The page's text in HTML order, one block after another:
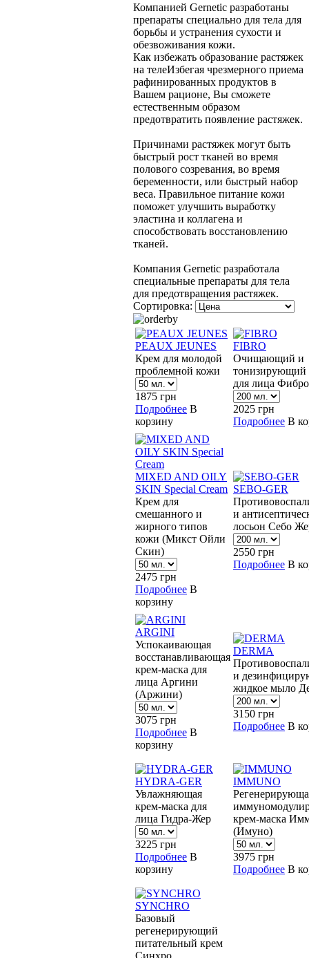
Компанией Gernetic разработаны
препараты специально для тела для
борьбы и устранения сухости и
обезвоживания кожи.
Как избежать образование растяжек
на телеИзбегая чрезмерного приема
рафинированных продуктов в
Вашем рационе, Вы сможете
естественным образом
предотвратить появление растяжек.
Причинами растяжек могут быть
быстрый рост тканей во время
полового созревания, во время
беременности, или быстрый набор
веса. Правильное питание кожи
поможет улучшить выработку
эластина и коллагена и
способствовать восстановлению
тканей.
Компания Gernetic разработала
специальные препараты для тела
для предотвращения растяжек.
Сортировка:
PEAUX JEUNES
Крем для молодой
проблемной кожи
1875 грн
Подробнее В
корзину
FIBRO
Очищающий и
тонизирующий
для лица Фибро
2025 грн
Подробнее В
MIXED AND OILY
SKIN Special Cream
Крем для
смешанного и
жирного типов
кожи (Микст Ойли
Скин)
2475 грн
Подробнее В
корзину
SEBO-GER
и
лосьон Себо
2550 грн
Подробнее В
ARGINI
Успокаивающая
восстанавливающая
крем-маска для
лица Аргини
(Аржини)
3075 грн
Подробнее В
корзину
DERMA
и
жидкое мыло
3150 грн
Подробнее В
HYDRA-GER
Увлажняющая
крем-маска для
лица Гидра-Жер
3225 грн
Подробнее В
корзину
IMMUNO
крем-маска
(Имуно)
3975 грн
Подробнее В
SYNCHRO
Базовый
регенерирующий
питательный крем
Синхро